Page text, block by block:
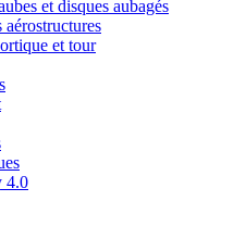
et disques aubagés
aérostructures
et tour
4.0